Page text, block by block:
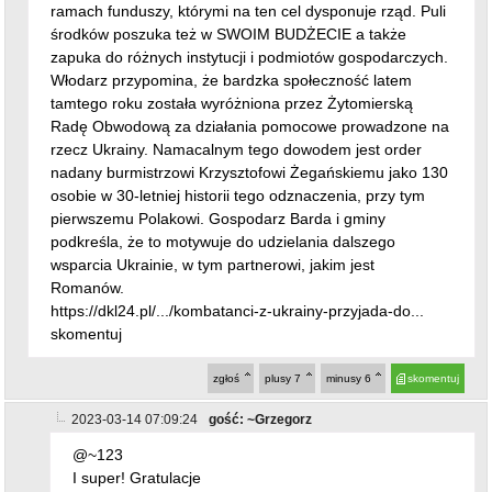
ramach funduszy, którymi na ten cel dysponuje rząd. Puli
środków poszuka też w SWOIM BUDŻECIE a także
zapuka do różnych instytucji i podmiotów gospodarczych.
Włodarz przypomina, że bardzka społeczność latem
tamtego roku została wyróżniona przez Żytomierską
Radę Obwodową za działania pomocowe prowadzone na
rzecz Ukrainy. Namacalnym tego dowodem jest order
nadany burmistrzowi Krzysztofowi Żegańskiemu jako 130
osobie w 30-letniej historii tego odznaczenia, przy tym
pierwszemu Polakowi. Gospodarz Barda i gminy
podkreśla, że to motywuje do udzielania dalszego
wsparcia Ukrainie, w tym partnerowi, jakim jest
Romanów.
https://dkl24.pl/.../kombatanci-z-ukrainy-przyjada-do...
skomentuj
skomentuj
minusy 6
plusy 7
zgłoś
2023-03-14 07:09:24 gość: ~Grzegorz
@~123
I super! Gratulacje